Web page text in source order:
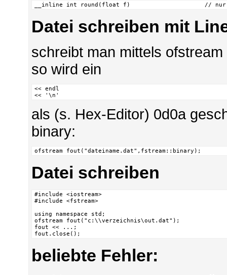
__inline int
Datei schreiben mit
schreibt man mittels
so wird ein
<< endl
<< '\n'
als (s. Hex-Editor) 0d0a
binary:
ofstream fout("dateiname.dat",fstream::binary);
Datei schreiben
#include <iostream>
#include <fstream>
using namespace std;
ofstream fout("c:\\verzeichnis\out.dat");
fout << ...;
fout.close();
beliebte Fehler: